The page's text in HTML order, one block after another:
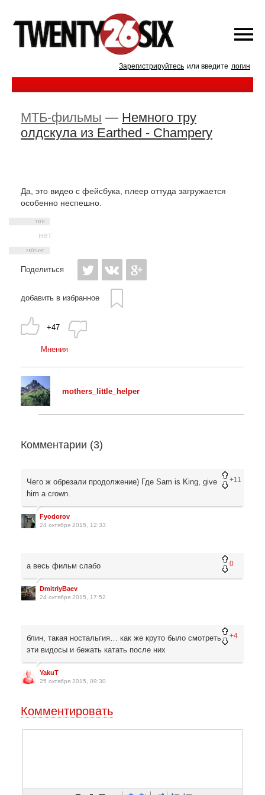
Зарегистрируйтесь или введите логин
МТБ-фильмы — Немного тру
олдскула из Earthed - Champery
Да, это видео с фейсбука, плеер оттуда загружается
особенно неспешно.
нет
Поделиться
добавить в избранное
+47
Мнения
mothers_little_helper
Комментарии (3)
+11
Чего ж обрезали продолжение) Где Sam is King, give
him a crown.
Fyodorov
24 октября 2015, 12:33
0
а весь фильм слабо
DmitriyBaev
24 октября 2015, 17:52
+4
блин, такая ностальгия… как же круто было смотреть
эти видосы и бежать катать после них
YakuT
25 октября 2015, 09:30
Комментировать